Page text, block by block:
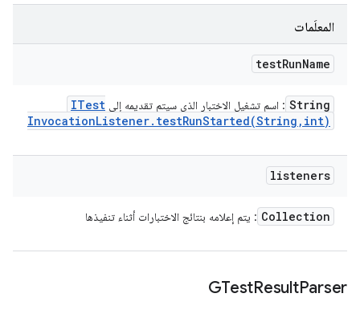
المعلَمات
testRunName
String : اسم تشغيل الاختبار الذي سيتم تقديمه إلى ITest
InvocationListener. testRunStarted(String , int)
listeners
Collection : يتم إعلامه بنتائج الاختبارات أثناء تنفيذها
GTestResultParser